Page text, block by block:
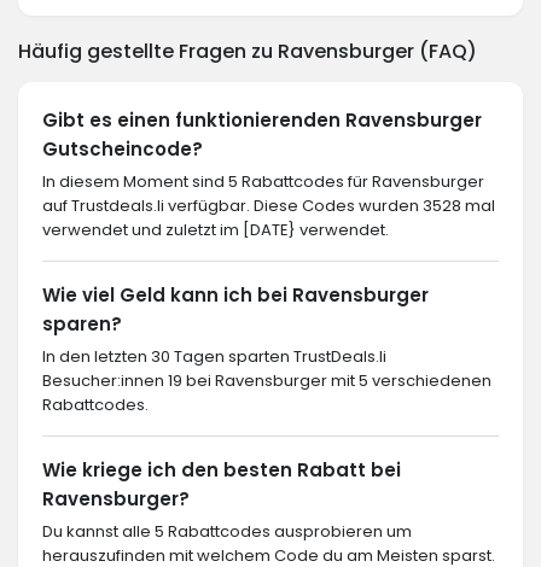
Häufig gestellte Fragen zu Ravensburger (FAQ)
Gibt es einen funktionierenden Ravensburger
Gutscheincode?
In diesem Moment sind 5 Rabattcodes für Ravensburger
auf Trustdeals.li verfügbar. Diese Codes wurden 3528 mal
verwendet und zuletzt im [DATE} verwendet.
Wie viel Geld kann ich bei Ravensburger
sparen?
In den letzten 30 Tagen sparten TrustDeals.li
Besucher:innen 19 bei Ravensburger mit 5 verschiedenen
Rabattcodes.
Wie kriege ich den besten Rabatt bei
Ravensburger?
Du kannst alle 5 Rabattcodes ausprobieren um
herauszufinden mit welchem Code du am Meisten sparst.